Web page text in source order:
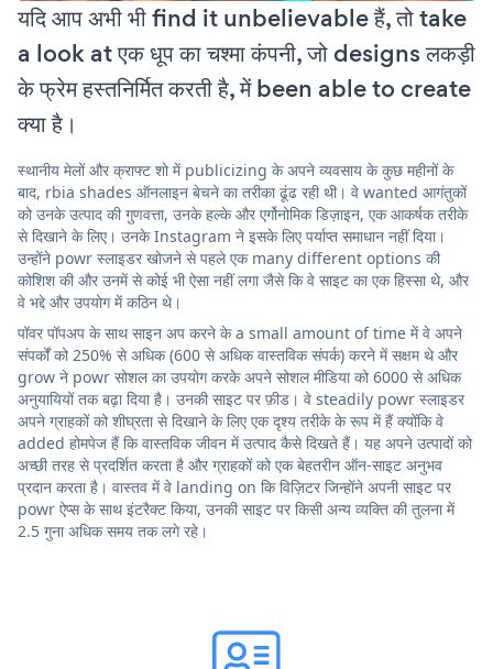
यदि आप अभी भी find it unbelievable हैं, तो take
a look at एक धूप का चश्मा कंपनी, जो designs लकड़ी
के फ्रेम हस्तनिर्मित करती है, में been able to create
क्या है।
स्थानीय मेलों और क्राफ्ट शो में publicizing के अपने व्यवसाय के कुछ महीनों के
बाद, rbia shades ऑनलाइन बेचने का तरीका ढूंढ रही थी। वे wanted आगंतुकों
को उनके उत्पाद की गुणवत्ता, उनके हल्के और एर्गोनोमिक डिज़ाइन, एक आकर्षक तरीके
से दिखाने के लिए। उनके Instagram ने इसके लिए पर्याप्त समाधान नहीं दिया।
उन्होंने powr स्लाइडर खोजने से पहले एक many different options की
कोशिश की और उनमें से कोई भी ऐसा नहीं लगा जैसे कि वे साइट का एक हिस्सा थे, और
वे भद्दे और उपयोग में कठिन थे।
पॉवर पॉपअप के साथ साइन अप करने के a small amount of time में वे अपने
संपर्कों को 250% से अधिक (600 से अधिक वास्तविक संपर्क) करने में सक्षम थे और
grow ने powr सोशल का उपयोग करके अपने सोशल मीडिया को 6000 से अधिक
अनुयायियों तक बढ़ा दिया है। उनकी साइट पर फ़ीड। वे steadily powr स्लाइडर
अपने ग्राहकों को शीघ्रता से दिखाने के लिए एक दृश्य तरीके के रूप में हैं क्योंकि वे
added होमपेज हैं कि वास्तविक जीवन में उत्पाद कैसे दिखते हैं। यह अपने उत्पादों को
अच्छी तरह से प्रदर्शित करता है और ग्राहकों को एक बेहतरीन ऑन-साइट अनुभव
प्रदान करता है। वास्तव में वे landing on कि विज़िटर जिन्होंने अपनी साइट पर
powr ऐप्स के साथ इंटरैक्ट किया, उनकी साइट पर किसी अन्य व्यक्ति की तुलना में
2.5 गुना अधिक समय तक लगे रहे।